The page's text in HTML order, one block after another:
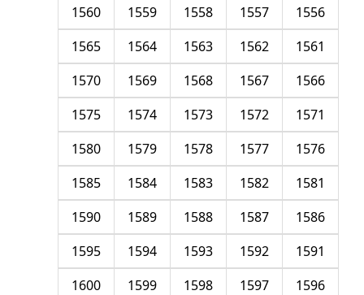
1556
1557
1558
1559
1560
1561
1562
1563
1564
1565
1566
1567
1568
1569
1570
1571
1572
1573
1574
1575
1576
1577
1578
1579
1580
1581
1582
1583
1584
1585
1586
1587
1588
1589
1590
1591
1592
1593
1594
1595
1596
1597
1598
1599
1600